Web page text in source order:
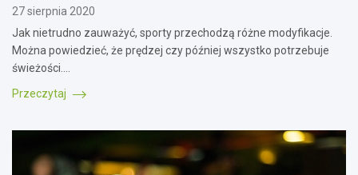
27 sierpnia 2020
Jak nietrudno zauważyć, sporty przechodzą różne modyfikacje.
Można powiedzieć, że prędzej czy później wszystko potrzebuje
świeżości.…
Przeczytaj